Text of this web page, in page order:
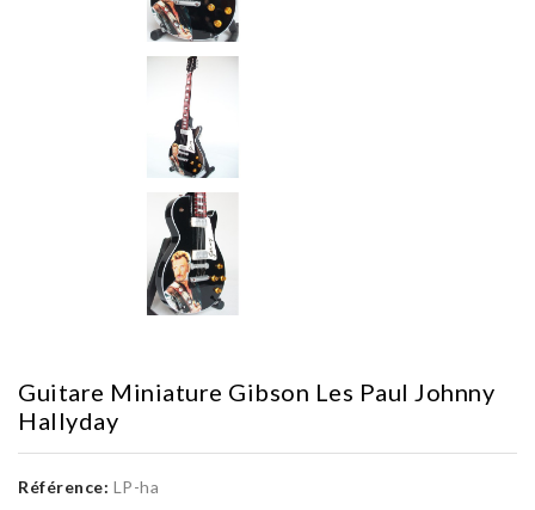
Guitare Miniature Gibson Les Paul Johnny
Hallyday
Référence: LP-ha